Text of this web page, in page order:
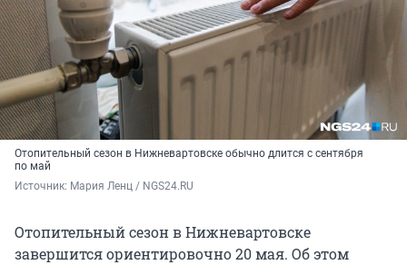
Отопительный сезон в Нижневартовске обычно длится с сентября
по май
Источник: Мария Ленц / NGS24.RU
Отопительный сезон в Нижневартовске
завершится ориентировочно 20 мая. Об этом